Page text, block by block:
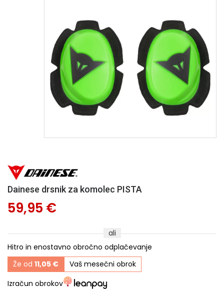
Dainese drsnik za komolec PISTA
59,95 €
ali
Hitro in enostavno obročno odplačevanje
Že od 11,05 €
Vaš mesečni obrok
Izračun obrokov